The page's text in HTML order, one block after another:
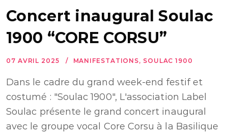
Concert inaugural Soulac
1900 “CORE CORSU”
07 AVRIL 2025 MANIFESTATIONS, SOULAC 1900
Dans le cadre du grand week-end festif et
costumé : "Soulac 1900", L'association Label
Soulac présente le grand concert inaugural
avec le groupe vocal Core Corsu à la Basilique